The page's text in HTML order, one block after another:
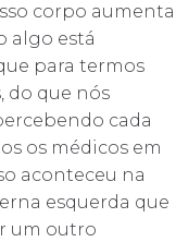
corpo aumenta
algo está
para termos
do que nós
cada
os médicos em
aconteceu na
esquerda que
um outro